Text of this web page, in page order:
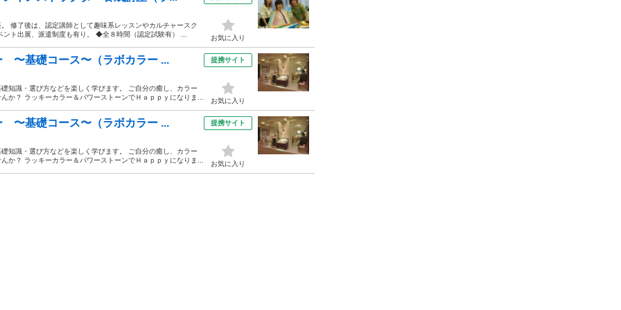
修了後は、認定講師として趣味系レッスンやカルチャースク
ト出展、派遣制度も有り。 ◆全８時間（認定試験有） ...
お気に入り
〜基礎コース〜（ラボカラー ...
知識・選び方などを楽しく学びます。 ご自分の癒し、カラー
か？ ラッキーカラー＆パワーストーンでＨａｐｐｙになりま...
提携サイト
お気に入り
〜基礎コース〜（ラボカラー ...
知識・選び方などを楽しく学びます。 ご自分の癒し、カラー
か？ ラッキーカラー＆パワーストーンでＨａｐｐｙになりま...
提携サイト
お気に入り